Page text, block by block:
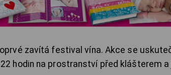
zavítá festival vína. Akce se
hodin na prostranství před klášterem